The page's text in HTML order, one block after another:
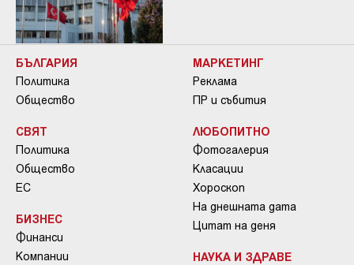
БЪЛГАРИЯ
Политика
Общество
СВЯТ
Политика
Общество
ЕС
БИЗНЕС
Финанси
Компании
МАРКЕТИНГ
Реклама
ПР и събития
ЛЮБОПИТНО
Фотогалерия
Класации
Хороскоп
На днешната дата
Цитат на деня
НАУКА И ЗДРАВЕ